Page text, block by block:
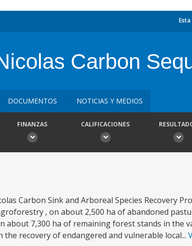
Carbon
DOCUMENTOS NOTICIAS Y MEDIOS
FINANZAS CALIFICACIONES
Carbon Sink and Arboreal Species Recovery
, on about 2,500 ha of abandoned
7,300 ha of remaining forest stands in the
recovery of endangered and vulnerable local...